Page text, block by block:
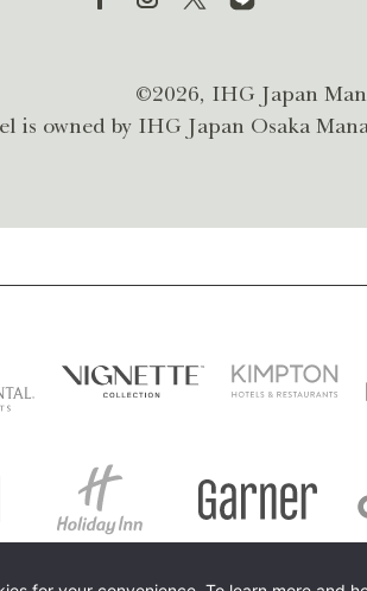
©2026, IHG Japan
is owned by IHG Japan Osaka